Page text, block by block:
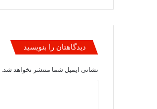
دیدگاهتان را بنویسید
نشانی ایمیل شما منتشر نخواهد شد.